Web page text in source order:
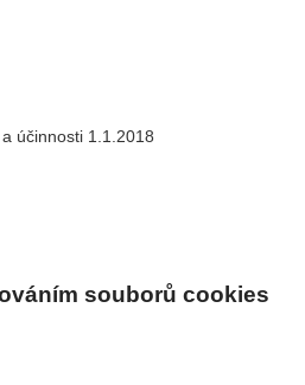
účinnosti 1.1.2018
souborů cookies